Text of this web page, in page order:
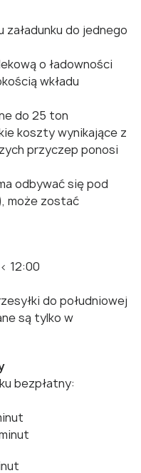
do jednego
o ładowności
wkładu
do 25 ton
koszty wynikające z
przyczep ponosi
odbywać się pod
może zostać
12:00
do południowej
są tylko w
bezpłatny: